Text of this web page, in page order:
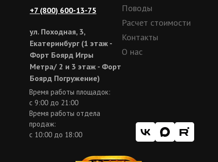
Время работы площадок:
с 9:00 до 21:00
Время работы отдела
продаж:
с 10:00 до 18:00
Поводы
Расчет стоимости
Контакты
О нас
ул. Походная, 3,
Екатеринбург (1 этаж -
Форт Боярд Игры
Метра/ 2 и 3 этаж - Форт
Боярд Погружение)
+7 (800) 600-13-75